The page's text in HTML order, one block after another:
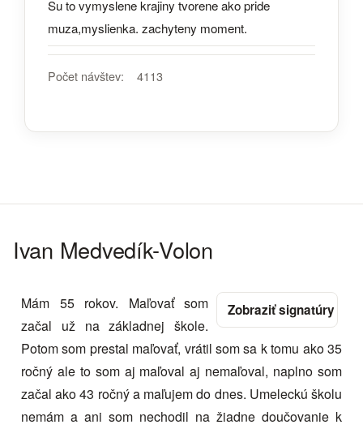
Su to vymyslene krajiny tvorene ako pride
muza,myslienka. zachyteny moment.
Počet návštev: 4113
Ivan Medvedík-Volon
Mám 55 rokov. Maľovať som
začal už na základnej škole.
Potom som prestal maľovať, vrátil som sa k tomu ako 35
ročný ale to som aj maľoval aj nemaľoval, naplno som
začal ako 43 ročný a maľujem do dnes. Umeleckú školu
nemám a ani som nechodil na žiadne doučovanie k